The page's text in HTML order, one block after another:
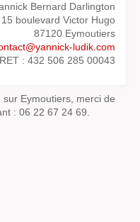
Bernard Darlington
15 boulevard Victor Hugo
87120 Eymoutiers
ludik.com
: 432 506 285 00043
Eymoutiers, merci de
: 06 22 67 24 69.